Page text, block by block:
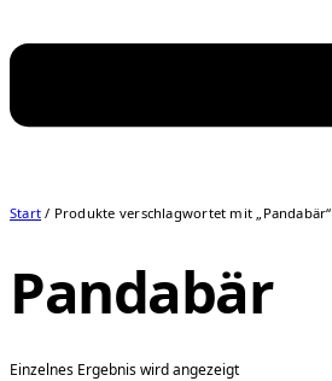
Start / Produkte verschlagwortet mit „Pandabär“
Pandabär
Einzelnes Ergebnis wird angezeigt